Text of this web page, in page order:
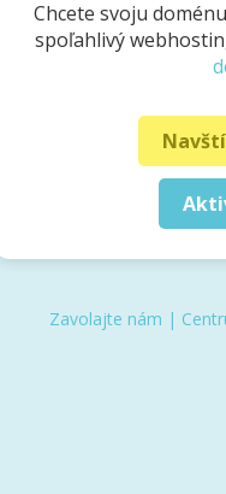
Chcete svoju
spoľahlivý
Zavolajte nám |